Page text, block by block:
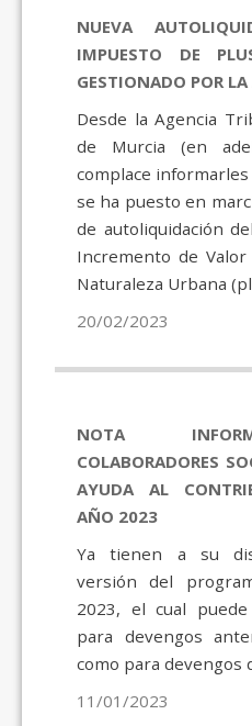
NUEVA
IMPUESTO DE
GESTIONADO POR
Desde la Agencia
de Murcia (en
complace
se ha puesto en
de autoliquidación
Incremento de
Naturaleza Urbana
20/02/2023
NOTA
COLABORADORES
AYUDA AL
AÑO 2023
Ya tienen a su
versión del
2023, el cual
para devengos
como para devengos
11/01/2023